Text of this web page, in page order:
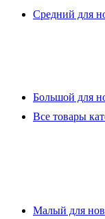
Средний для
Большой для
Все товары
Малый для